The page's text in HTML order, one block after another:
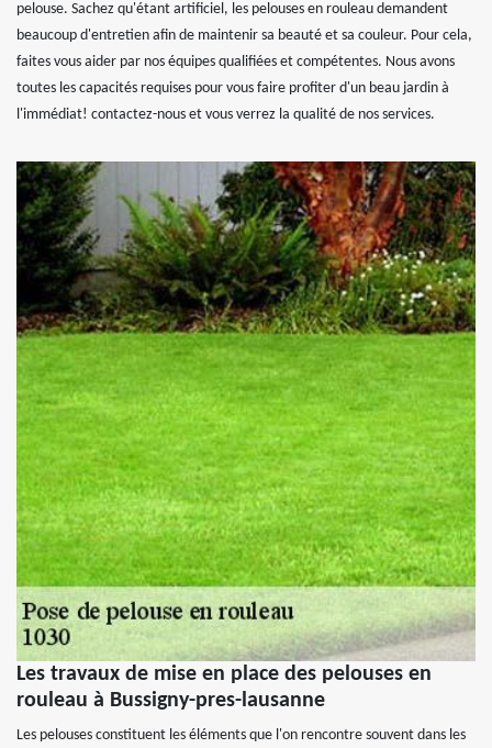
pelouse. Sachez qu'étant artificiel, les pelouses en rouleau demandent
beaucoup d'entretien afin de maintenir sa beauté et sa couleur. Pour cela,
faites vous aider par nos équipes qualifiées et compétentes. Nous avons
toutes les capacités requises pour vous faire profiter d'un beau jardin à
l'immédiat! contactez-nous et vous verrez la qualité de nos services.
Les travaux de mise en place des pelouses en
rouleau à Bussigny-pres-lausanne
Les pelouses constituent les éléments que l'on rencontre souvent dans les